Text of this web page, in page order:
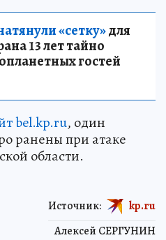
«сетку»для
13 лет тайно
гостей
bel.kp.ru, один
ранены при атаке
области.
Алексей СЕРГУНИН
Источник: kp.ru